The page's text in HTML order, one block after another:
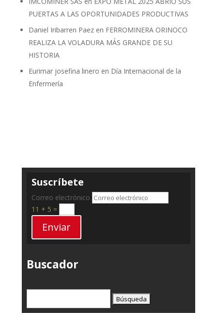
PUERTAS A LAS OPORTUNIDADES PRODUCTIVAS
Daniel Iribarren Paezen FERROMINERA ORINOCO
REALIZA LA VOLADURA MÁS GRANDE DE SU
HISTORIA
Eurimar josefina linero en Día Internacional de la
Enfermería
Suscríbete
Correo electrónico
11 + 5 =
Enviar
Buscador